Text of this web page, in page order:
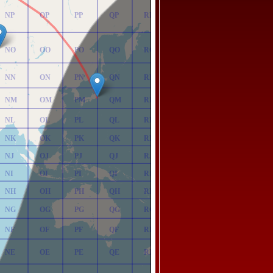
NE
NF
NG
NH
NI
NJ
NK
NL
NM
NN
NO
NP
OE
OF
OG
OH
OI
OJ
OK
OL
OM
ON
OO
OP
PE
PF
PG
PH
PI
PJ
PK
PL
PM
PN
PO
PP
QE
QF
QG
QH
QI
QJ
QK
QL
QM
QN
QO
QP
RE
RF
RG
RH
RI
RJ
RK
RL
RM
RN
RO
RP